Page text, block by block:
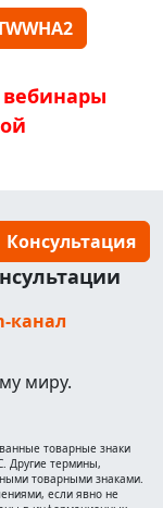
вебинары
Консультация
канал
миру.
товарные знаки
Другие термины,
товарными знаками.
если явно не